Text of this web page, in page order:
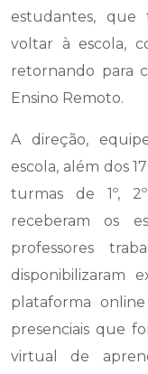
estudantes, que
voltar à escola,
retornando para
Ensino Remoto.
A direção,
escola, além dos
turmas de 1º,
receberam os
professores
disponibilizaram
plataforma
presenciais que
virtual de